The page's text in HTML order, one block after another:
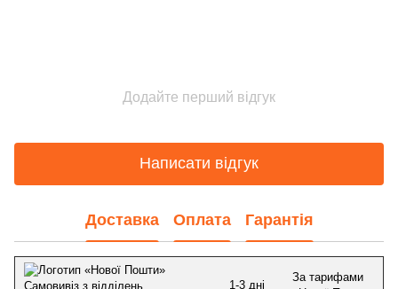
Додайте перший відгук
Написати відгук
Доставка Оплата Гарантія
Самовивіз з відділень
1-3 дні
За тарифами